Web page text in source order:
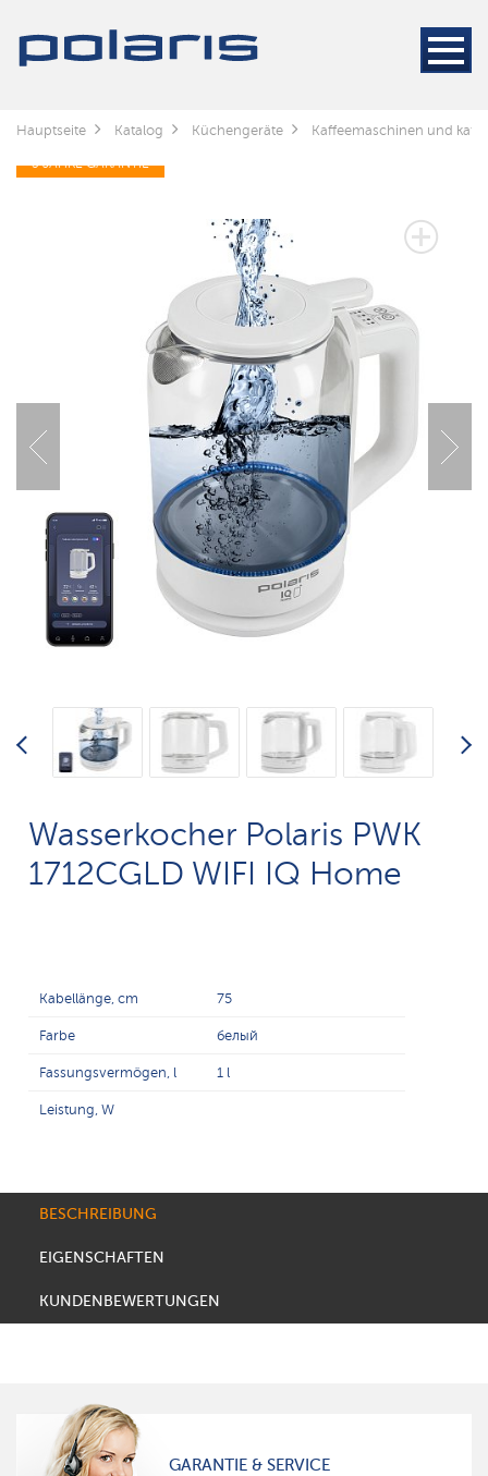
Hauptseite Katalog Küchengeräte Kaffeemaschinen und
3 JAHRE GARANTIE
Wasserkocher Polaris PWK
1712CGLD WIFI IQ Home
Kabellänge, cm 75
Farbe белый
Fassungsvermögen, l 1 l
Leistung, W
BESCHREIBUNG
EIGENSCHAFTEN
KUNDENBEWERTUNGEN
GARANTIE & SERVICE